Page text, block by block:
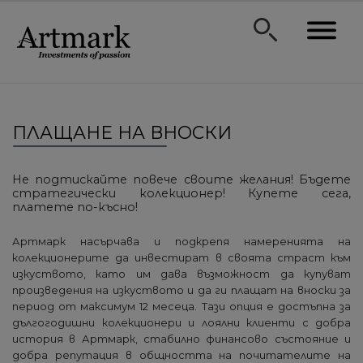
ПЛАЩАНЕ НА ВНОСКИ
Не подтискайте повече своите желания! Бъдете
стратегически колекционер! Купете сега,
платете по-късно!
Артмарк насърчава и подкрепя намеренията на
колекционерите да инвестират в своята страст към
изкуството, като им дава възможност да купуват
произведения на изкуството и да ги плащат на вноски за
период от максимум 12 месеца. Тази опция е достъпна за
дългогодишни колекционери и лоялни клиенти с добра
история в Артмарк, стабилно финансово състояние и
добра репутация в общността на почитателите на